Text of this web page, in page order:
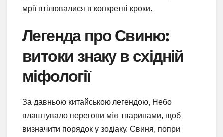
мрії втілювалися в конкретні кроки.
Легенда про Свиню:
витоки знаку в східній
міфології
За давньою китайською легендою, Небо
влаштувало перегони між тваринами, щоб
визначити порядок у зодіаку. Свиня, попри